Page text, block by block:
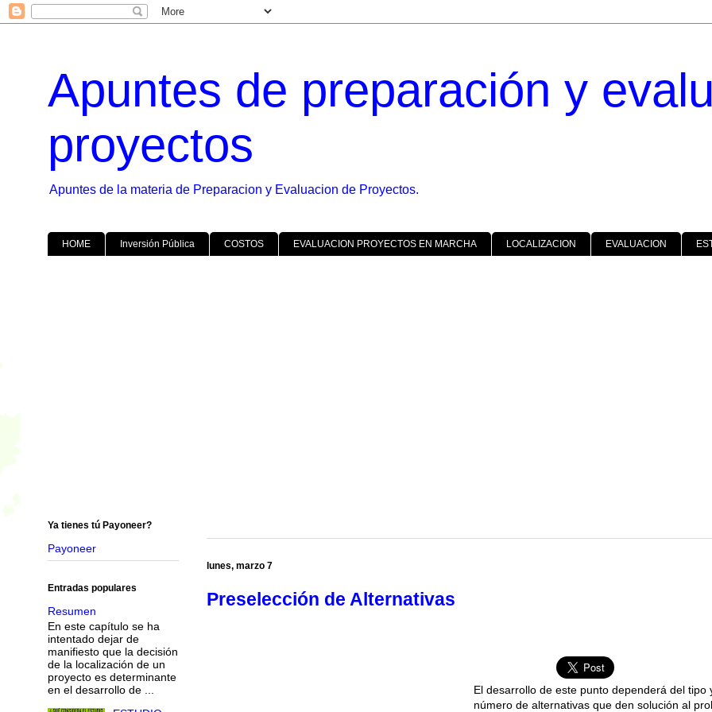
Apuntes de preparación y
proyectos
Apuntes de la materia de Preparacion y Evaluacion de Proyectos.
HOME Inversión Pública COSTOS EVALUACION PROYECTOS EN MARCHA LOCALIZACION EVALUACION
lunes, marzo 7
Preselección de Alternativas
El desarrollo de este punto dependerá del tipo
número de alternativas que den solución al
Ya tienes tú Payoneer?
Payoneer
Entradas populares
Resumen
En este capítulo se ha
intentado dejar de
manifiesto que la decisión
de la localización de un
proyecto es determinante
en el desarrollo de ...